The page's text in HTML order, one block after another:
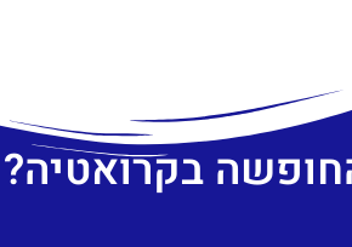
בקרואטיה?